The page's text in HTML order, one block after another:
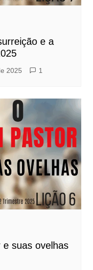
e a
2025 1
suas ovelhas